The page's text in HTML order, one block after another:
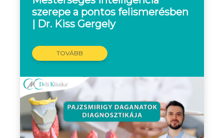
szerepe a pontos felismerésben
| Dr. Kiss Gergely
TOVÁBB